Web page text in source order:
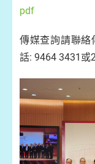
pdf
傳媒查詢請聯絡
話: 9464 3431或